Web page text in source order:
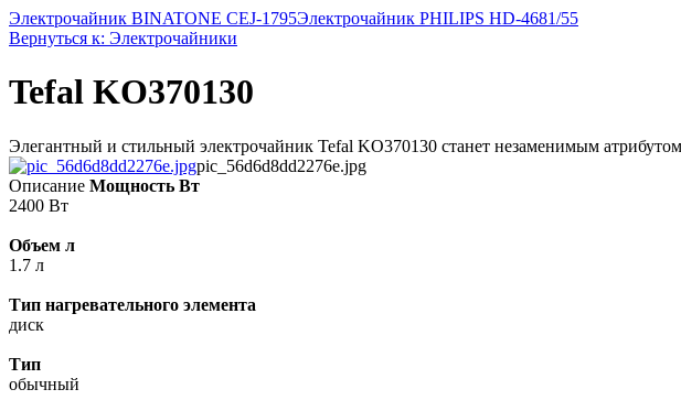
Электрочайник BINATONE CEJ-1795Электрочайник PHILIPS HD-4681/55
Вернуться к: Электрочайники
Tefal KO370130
Элегантный и стильный электрочайник Tefal KO370130 станет незаменимым
pic_56d6d8dd2276e.jpg
Описание Мощность Вт
2400 Вт
Объем л
1.7 л
Тип нагревательного элемента
диск
Тип
обычный